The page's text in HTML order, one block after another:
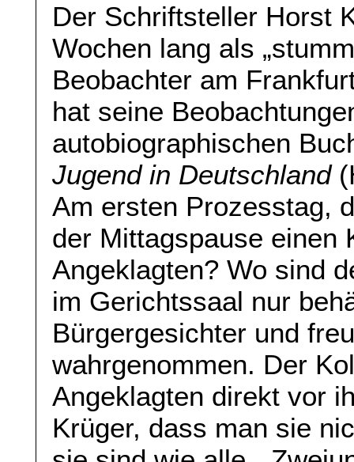
Der Schriftsteller Horst
Wochen lang als
Beobachter am
hat seine
autobiographischen
Jugend in Deutschland
Am ersten Prozesstag,
der Mittagspause einen
Angeklagten? Wo sind
im Gerichtssaal nur
Bürgergesichter und
wahrgenommen. Der
Angeklagten direkt vor
Krüger, dass man sie